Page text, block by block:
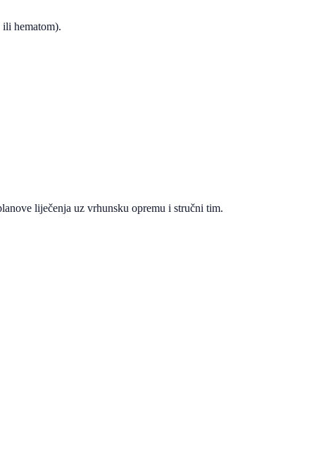
hematom).
liječenja uz vrhunsku opremu i stručni tim.